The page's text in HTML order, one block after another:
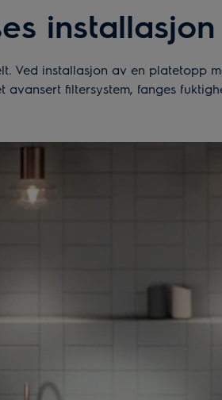
installasjon
Ved installasjon av en platetopp
filtersystem, fanges